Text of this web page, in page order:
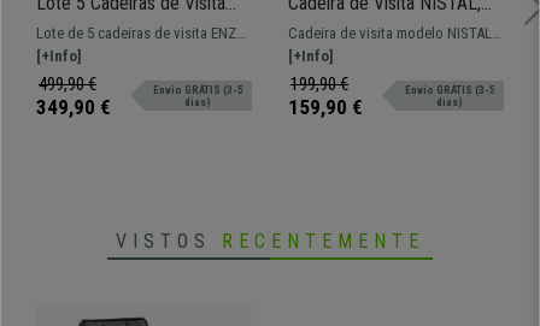
ENZO, Confortável e Prática,
Empilhável, Cor Cinzento
Lote de 5 cadeiras de visita ENZO,
perfeita para salas de espera ou
de conferências. Disponível em
várias cores.
[+Info]
499,90 €
349,90 €
Envio GRÁTIS (3-5
dias)
Base Giratória 180º, Bom
Acolchoado, em Pano cor
Cinzento Claro
Cadeira de visita modelo NISTAL,
pernas metálicas e extra
comodidade para o seu espaço.
[+Info]
199,90 €
159,90 €
Envio GRÁTIS (3-5
dias)
VISTOS RECENTEMENTE